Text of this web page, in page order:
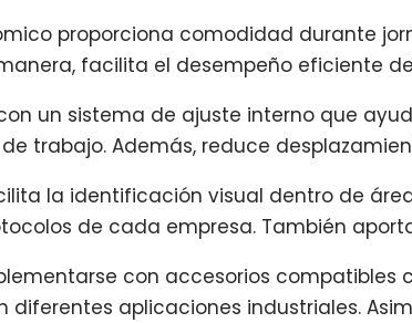
proporciona comodidad durante
facilita el desempeño eficiente
un sistema de ajuste interno que
trabajo. Además, reduce
la identificación visual dentro de
de cada empresa. También
con accesorios compatibles
aplicaciones industriales.